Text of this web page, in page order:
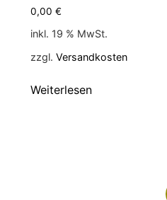
0,00€
inkl. 19 % MwSt.
zzgl.Versandkosten
Weiterlesen